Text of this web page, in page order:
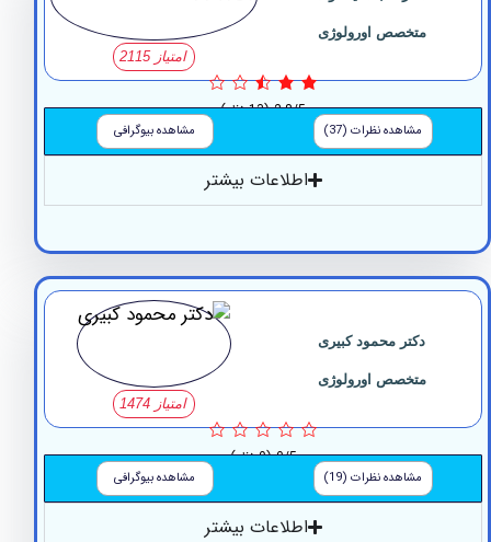
متخصص اورولوژی
2.8/5 (13 نظر)
مشاهده نظرات (37) مشاهده بیوگرافی
اطلاعات بیشتر
دکتر محمود کبیری
متخصص اورولوژی
0/5 (0 نظر)
مشاهده نظرات (19) مشاهده بیوگرافی
اطلاعات بیشتر